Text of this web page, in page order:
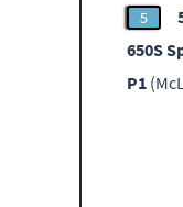
5
650S
P1